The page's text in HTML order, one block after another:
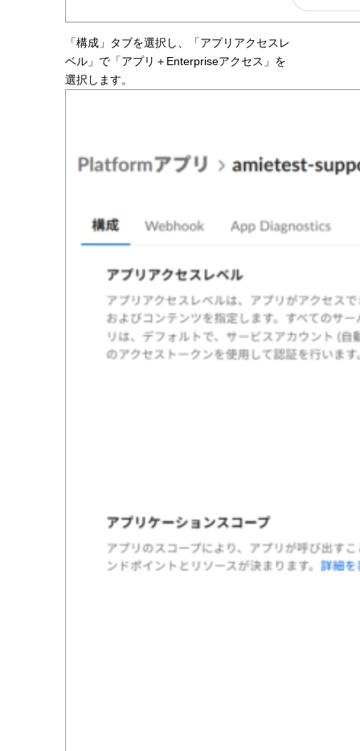
「構成」タブを選択し、「アプリアクセスレ
ベル」で「アプリ＋Enterpriseアクセス」を
選択します。